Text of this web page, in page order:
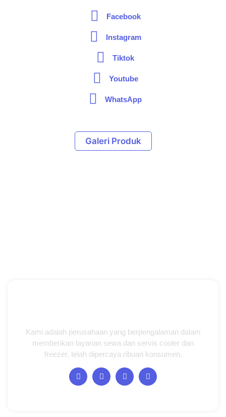
Facebook
Instagram
Tiktok
Youtube
WhatsApp
Galeri Produk
Kami adalah perusahaan yang berpengalaman dalam
memberikan layanan sewa dan servis cooler dan
freezer, telah dipercaya ribuan konsumen.